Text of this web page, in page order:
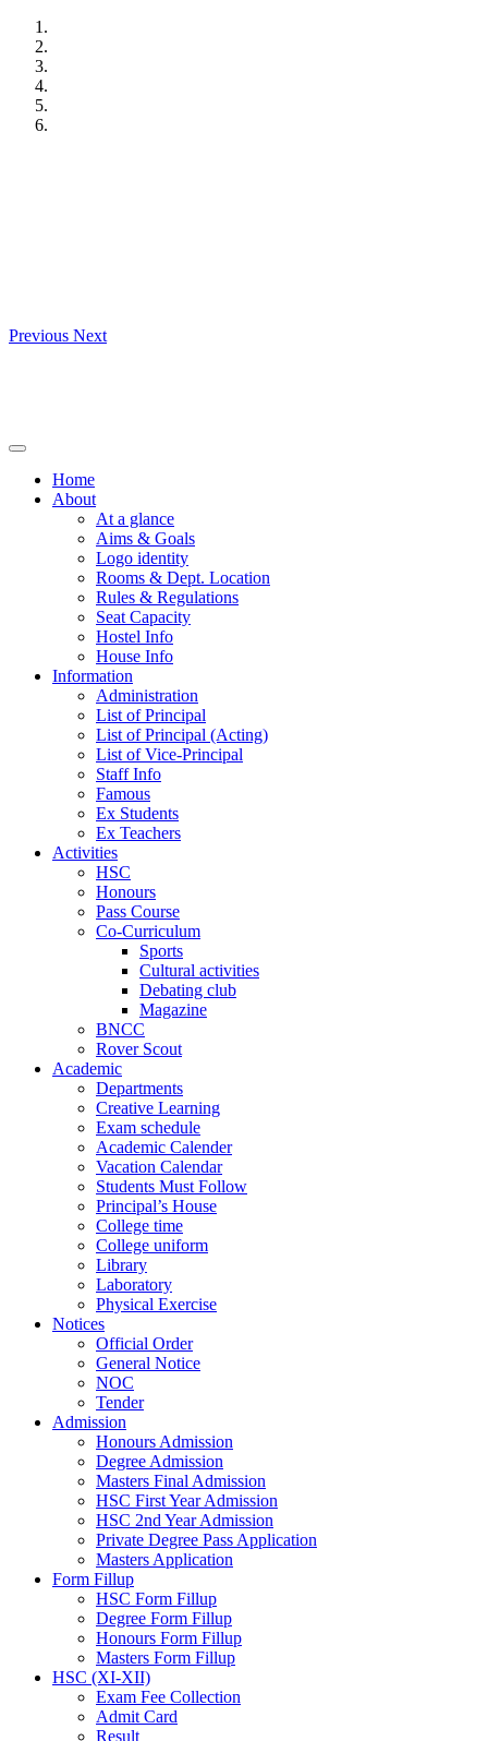
Skip
content
Previous Next
Home
About
At a glance
Aims & Goals
Logo identity
Rooms & Dept. Location
Rules & Regulations
Seat Capacity
Hostel Info
House Info
Information
Administration
List of Principal
List of Principal (Acting)
List of Vice-Principal
Staff Info
Famous
Ex Students
Ex Teachers
Activities
HSC
Honours
Pass Course
Co-Curriculum
Sports
Cultural activities
Debating club
Magazine
BNCC
Rover Scout
Academic
Departments
Creative Learning
Exam schedule
Academic Calender
Vacation Calendar
Students Must Follow
Principal’s House
College time
College uniform
Library
Laboratory
Physical Exercise
Notices
Official Order
General Notice
NOC
Tender
Admission
Honours Admission
Degree Admission
Masters Final Admission
HSC First Year Admission
HSC 2nd Year Admission
Private Degree Pass Application
Masters Application
Form Fillup
HSC Form Fillup
Degree Form Fillup
Honours Form Fillup
Masters Form Fillup
HSC (XI-XII)
Exam Fee Collection
Admit Card
Result